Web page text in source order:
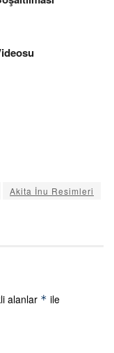
Akita İnu Resimleri
alanlar * ile